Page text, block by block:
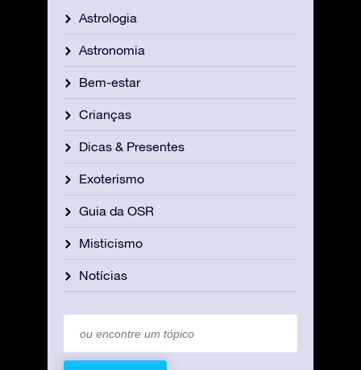
Astrologia
Astronomia
Bem-estar
Crianças
Dicas & Presentes
Exoterismo
Guia da OSR
Misticismo
Notícias